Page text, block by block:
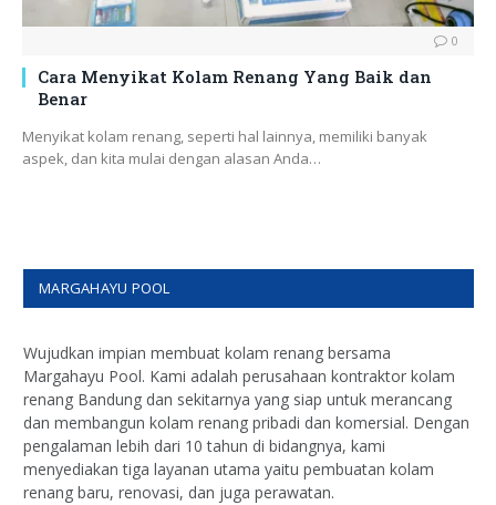
0
Cara Menyikat Kolam Renang Yang Baik dan
Benar
Menyikat kolam renang, seperti hal lainnya, memiliki banyak
aspek, dan kita mulai dengan alasan Anda…
MARGAHAYU POOL
Wujudkan impian membuat kolam renang bersama
Margahayu Pool. Kami adalah perusahaan kontraktor kolam
renang Bandung dan sekitarnya yang siap untuk merancang
dan membangun kolam renang pribadi dan komersial. Dengan
pengalaman lebih dari 10 tahun di bidangnya, kami
menyediakan tiga layanan utama yaitu pembuatan kolam
renang baru, renovasi, dan juga perawatan.